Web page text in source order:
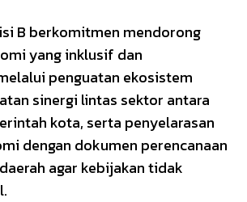
B berkomitmen mendorong
yang inklusif dan
penguatan ekosistem
sinergi lintas sektor antara
kota, serta penyelarasan
dengan dokumen perencanaan
agar kebijakan tidak